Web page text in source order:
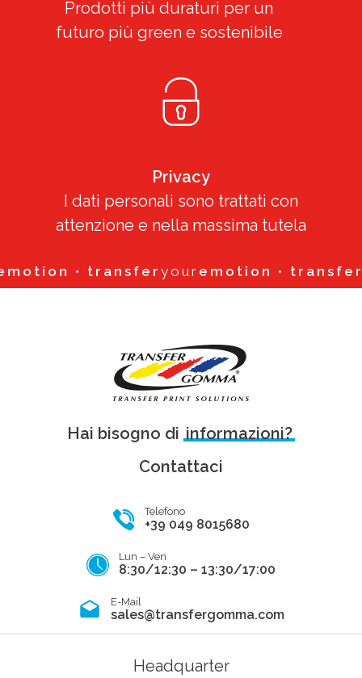
Prodotti più duraturi per un
futuro più green e sostenibile
Privacy
I dati personali sono trattati con
attenzione e nella massima tutela
• transferyouremotion •transfer
Hai bisogno di informazioni?
Contattaci
Telefono
+39 049 8015680
Lun – Ven
8:30/12:30 – 13:30/17:00
E-Mail
sales@transfergomma.com
Headquarter